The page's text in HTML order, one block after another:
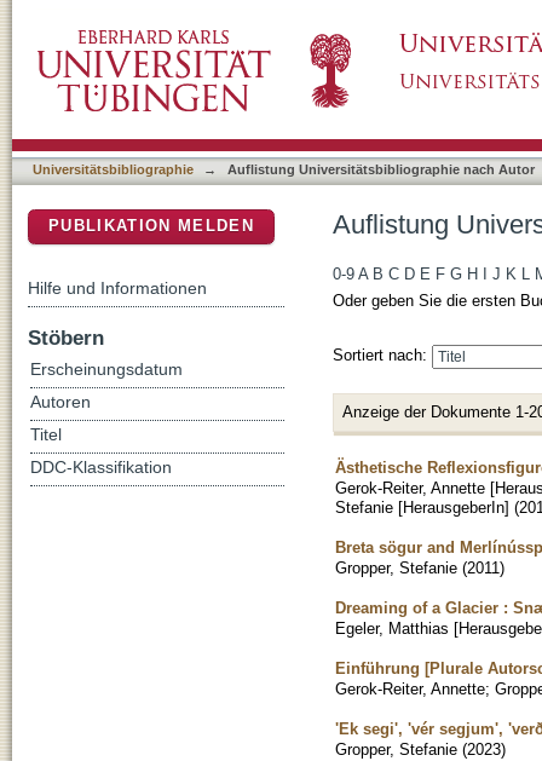
Universitätsbibliographie → Auflistung Universitätsbibliographie nach Autor
Auflistung
0-9 A B C D E F G H J K L
Oder geben Sie die ersten
Sortiert nach:
Anzeige der Dokumente 1-
Ästhetische
Gerok-Reiter, Annette
Stefanie [HerausgeberIn] (
Breta sögur and
Gropper, Stefanie (2011)
Dreaming of a Glacier :
Egeler, Matthias
Einführung [Plurale
Gerok-Reiter, Annette;
'Ek segi', 'vér segjum',
Gropper, Stefanie (2023)
PUBLIKATION MELDEN
Hilfe und Informationen
Stöbern
Erscheinungsdatum
Autoren
Titel
DDC-Klassifikation